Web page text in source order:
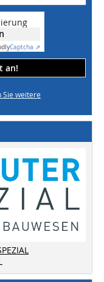
Captcha ⇗
an!
Sie weitere